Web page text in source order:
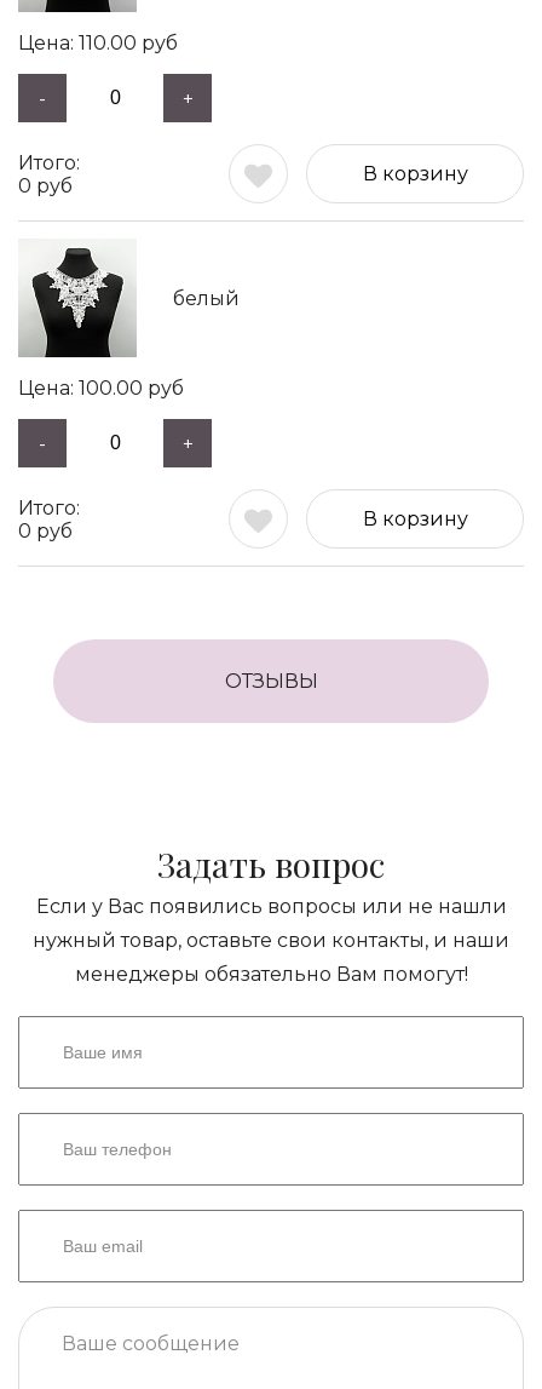
110.00 руб
- +
0 руб
В корзину
белый
100.00 руб
- +
0 руб
В корзину
ОТЗЫВЫ
Задать вопрос
Если у Вас появились вопросы или не нашли
нужный товар, оставьте свои контакты, и наши
менеджеры обязательно Вам помогут!